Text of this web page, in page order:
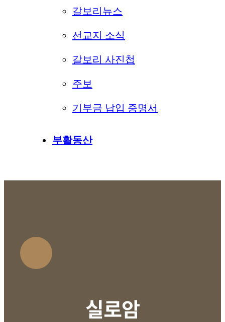
갈보리뉴스
선교지 소식
갈보리 사진첩
주보
기부금 납입 증명서
부활동산
실로암